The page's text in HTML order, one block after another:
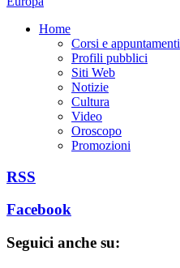
Home
Corsi e appuntamenti
Profili pubblici
Siti Web
Notizie
Cultura
Video
Oroscopo
Promozioni
RSS
Facebook
Seguici anche su: